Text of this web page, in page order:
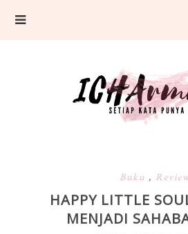
Buku ,
HAPPY LITTLE
MENJADI